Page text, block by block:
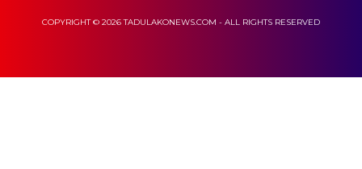
COPYRIGHT © 2026 TADULAKONEWS.COM - ALL RIGHTS RESERVED